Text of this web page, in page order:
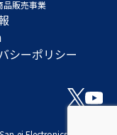
品販売事業
シーポリシー